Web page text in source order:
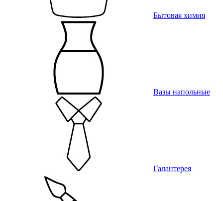
Бытовая химия
Вазы напольные
Галантерея